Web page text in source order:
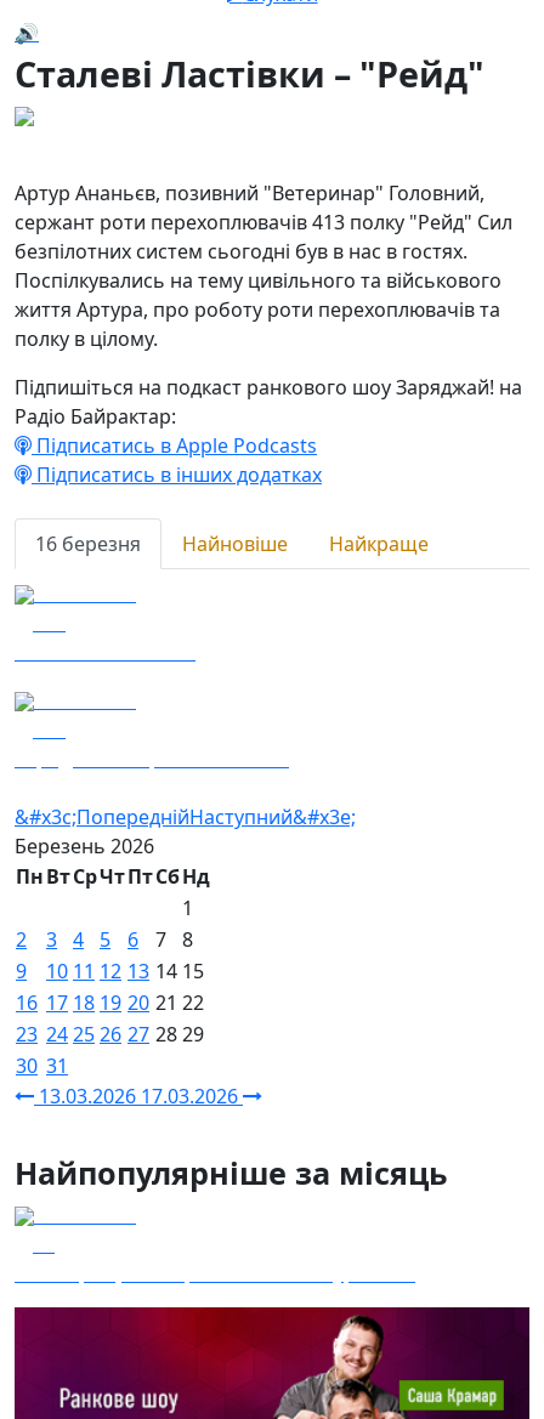
🔊
Сталеві Ластівки – "Рейд"
Артур Ананьєв, позивний "Ветеринар" Головний,
сержант роти перехоплювачів 413 полку "Рейд" Сил
безпілотних систем сьогодні був в нас в гостях.
Поспілкувались на тему цивільного та військового
життя Артура, про роботу роти перехоплювачів та
полку в цілому.
Підпишіться на подкаст ранкового шоу Заряджай! на
Радіо Байрактар:
Підписатись в Apple Podcasts
Підписатись в інших додатках
16 березня Найновіше
Найкраще
&#x3c;ПопереднійНаступний&#x3e;
Березень 2026
ПнВтСрЧтПтСбНд
1
2
3 4 5 6 7 8
9
10 11 12 13 14 15
16 17 18 19 20 21 22
23 242526 27 2829
30 31
13.03.2026 17.03.2026
Найпопулярніше за місяць